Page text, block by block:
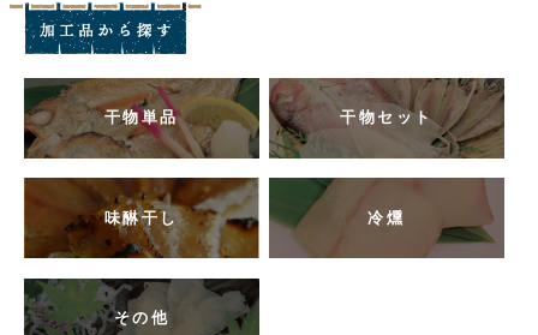
干物単品 干物セット
味醂干し 冷燻
その他